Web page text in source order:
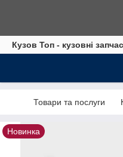
Кузов Топ - кузовні
Товари та послуги
Новинка